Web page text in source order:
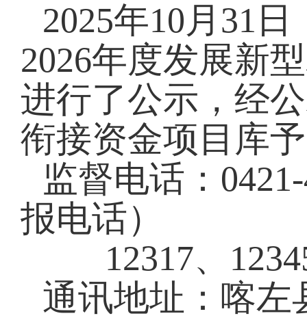
2025年10月31
2026年度发展新
进行了公示，经
衔接资金项目库
监督电话：
报电话）
12317、
通讯地址：喀左